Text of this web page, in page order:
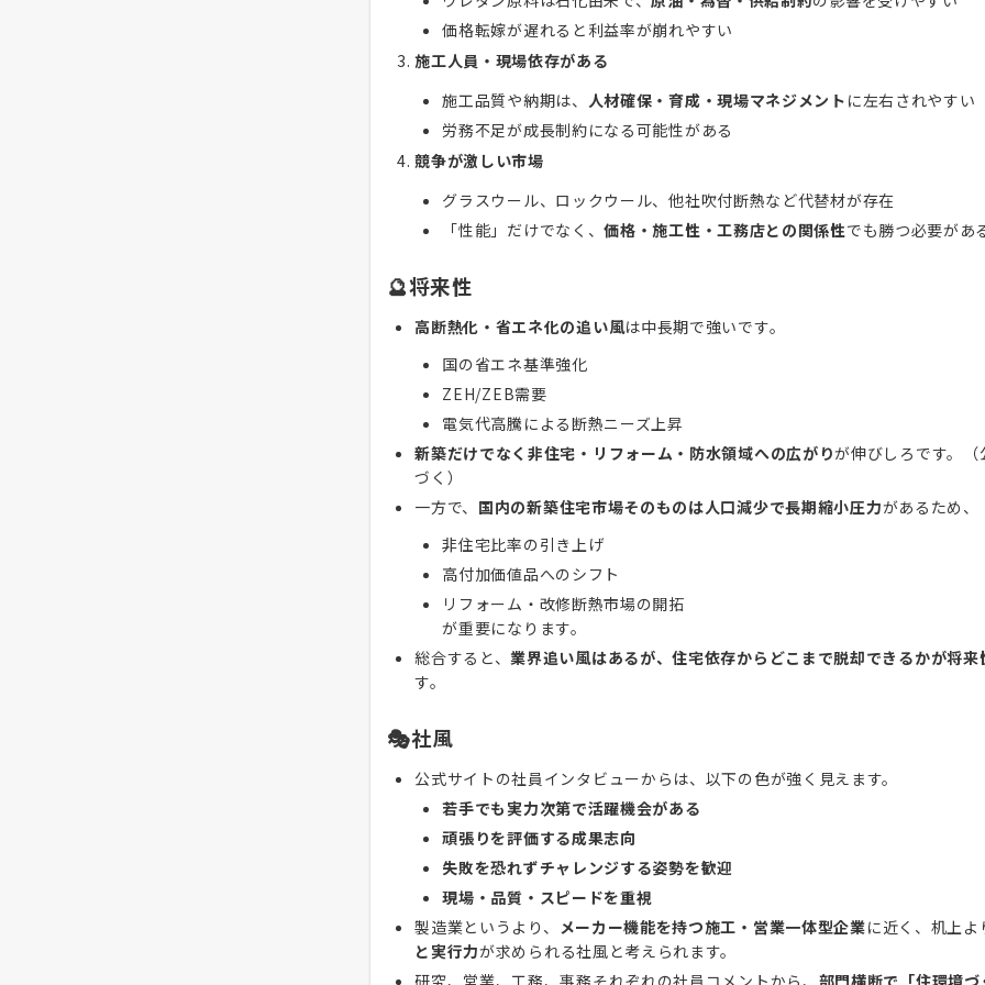
価格転嫁が遅れると利益率が崩れやすい
施工人員・現場依存がある
施工品質や納期は、 人材確保・育成・現場マネジメント に左右されやすい
労務不足が成長制約になる可能性がある
競争が激しい市場
グラスウール、ロックウール、他社吹付断熱など代替材が存在
「性能」だけでなく、価格・施工性・工務店との関係性でも勝つ必要があ
🔮将来性
高断熱化・省エネ化の追い風は中長期で強いです。
国の省エネ基準強化
ZEH/ZEB需要
電気代高騰による断熱ニーズ上昇
新築だけでなく非住宅・リフォーム・防水領域への広がりが伸びしろです。（
づく）
一方で、 国内の新築住宅市場そのものは人口減少で長期縮小圧力があるため、
非住宅比率の引き上げ
高付加価値品へのシフト
リフォーム・改修断熱市場の開拓
が重要になります。
総合すると、業界追い風はあるが、住宅依存からどこまで脱却できるかが将来
す。
🎭社風
公式サイトの社員インタビューからは、以下の色が強く見えます。
若手でも実力次第で活躍機会がある
頑張りを評価する成果志向
失敗を恐れずチャレンジする姿勢を歓迎
現場・品質・スピードを重視
製造業というより、 メーカー機能を持つ施工・営業一体型企業に近く、机上よ
と実行力が求められる社風と考えられます。
研究、営業、工務、事務それぞれの社員コメントから、 部門横断で「住環境づ